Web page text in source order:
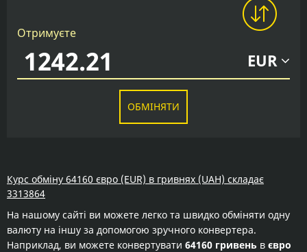
Отримуєте
EUR
ОБМІНЯТИ
Курс обміну 64160 євро (EUR) в гривнях (UAH) складає
3313864
На нашому сайті ви можете легко та швидко обміняти одну
валюту на іншу за допомогою зручного конвертера.
Наприклад, ви можете конвертувати 64160 гривень в євро